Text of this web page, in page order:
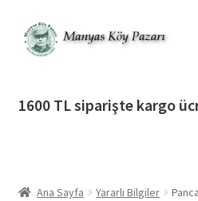
Dolaşıma
geç
İçeriğe
geç
1600 TL siparişte kargo
Ana Sayfa Yararlı Bilgiler